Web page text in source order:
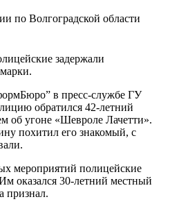
по Волгоградской области
задержали
в пресс-службе ГУ
обратился 42-летний
об угоне «Шевроле Лачетти».
похитил его знакомый, с
мероприятий полицейские
оказался 30-летний местный
признал.